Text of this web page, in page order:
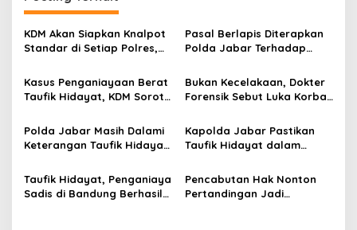
a
s
p
o
s
KDM Akan Siapkan Knalpot
Standar di Setiap Polres,
Tertangkap Langsung Ganti
Pasal Berlapis Diterapkan
Polda Jabar Terhadap
Hidayat
Kasus Penganiayaan Berat
Taufik Hidayat, KDM Soroti
Pemerintahan Tingkat
Bawah
Bukan Kecelakaan, Dokter
Forensik Sebut Luka Korban
Bandung Bekas Kekerasan
Polda Jabar Masih Dalami
Keterangan Taufik Hidayat
Terhadap Kekasihnya
Kapolda Jabar Pastikan
Taufik Hidayat dalam
Ditangkap di Ciparay:
Negatif Narkoba
Taufik Hidayat, Penganiaya
Sadis di Bandung Berhasil
Pencabutan Hak Nonton
Pertandingan Jadi